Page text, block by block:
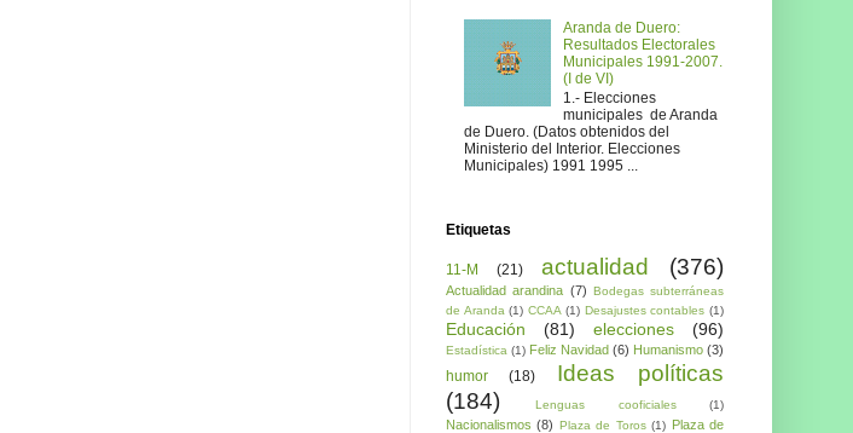
Aranda de Duero:
Resultados Electorales
Municipales 1991-2007.
(I de VI)
1.- Elecciones
municipales de Aranda
de Duero. (Datos obtenidos del
Ministerio del Interior. Elecciones
Municipales) 1991 1995 ...
Etiquetas
11-M (21) actualidad (376)
Actualidad arandina (7) Bodegas subterráneas
de Aranda (1) CCAA (1) Desajustes contables (1)
Educación (81) elecciones (96)
Estadística (1) Feliz Navidad (6) Humanismo (3)
humor (18)
Ideas políticas
(184)
Lenguas cooficiales (1)
Nacionalismos (8) Plaza de Toros (1) Plaza de